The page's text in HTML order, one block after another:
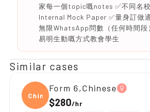
家每一個topic嘅notes ✅不同名
Internal Mock Paper ✅量身訂做
無限WhatsApp問數（任何時間段
易明生動嘅方式教會學生
Similar cases
Chine
Form 6,Chinese
$280/hr